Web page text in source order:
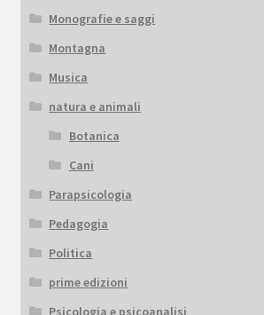
Monografie e saggi
Montagna
Musica
natura e animali
Botanica
Cani
Parapsicologia
Pedagogia
Politica
prime edizioni
Psicologia e psicoanalisi